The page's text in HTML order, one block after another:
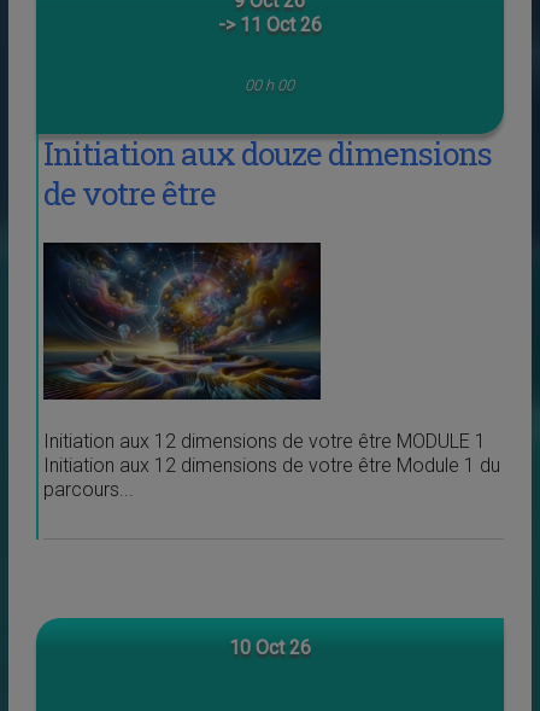
-> 11 Oct 26
00 h 00
Initiation aux douze dimensions
de votre être
Initiation aux 12 dimensions de votre être MODULE 1
Initiation aux 12 dimensions de votre être Module 1 du
parcours...
10 Oct 26